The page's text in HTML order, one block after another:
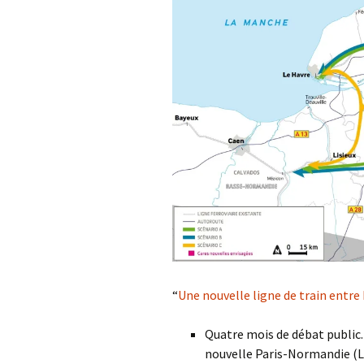
Activités sports et
Services
Vie de résidence
Cadre de vie
~ La Fabrique
“Une nouvelle ligne de train entre
Quatre mois de débat
nouvelle Paris-Normandie